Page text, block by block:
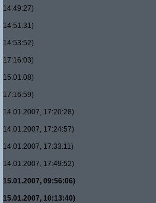
14:49:27)
14:51:31)
14:53:52)
17:16:03)
15:01:08)
17:16:59)
14.01.2007, 17:20:28)
14.01.2007, 17:24:57)
14.01.2007, 17:33:11)
14.01.2007, 17:49:52)
15.01.2007, 09:56:06)
15.01.2007, 10:13:40)